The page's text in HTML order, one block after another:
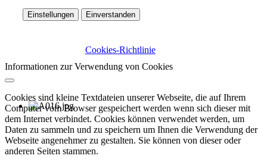
Einstellungen Einverstanden
Cookies-Richtlinie
Informationen zur Verwendung von Cookies
Cookies sind kleine Textdateien unserer Webseite, die auf Ihrem
Computer vom Browser gespeichert werden wenn sich dieser mit
dem Internet verbindet. Cookies können verwendet werden, um
Daten zu sammeln und zu speichern um Ihnen die Verwendung der
Webseite angenehmer zu gestalten. Sie können von dieser oder
anderen Seiten stammen.